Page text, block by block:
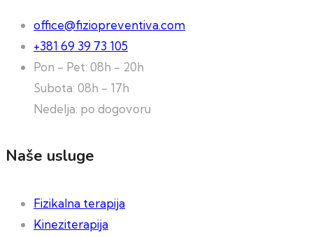
office@fiziopreventiva.com
+381 69 39 73 105
Pon - Pet: 08h - 20h
Subota: 08h - 17h
Nedelja: po dogovoru
Naše usluge
Fizikalna terapija
Kineziterapija